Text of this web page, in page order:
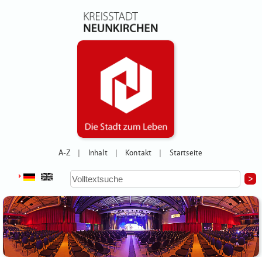
A-Z Inhalt Kontakt Startseite